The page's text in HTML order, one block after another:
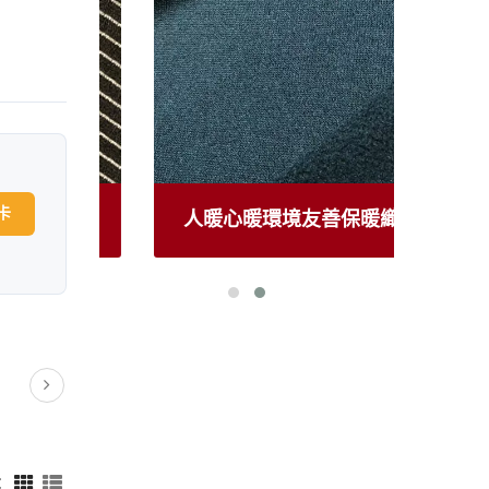
人暖心暖環境友善保暖織物